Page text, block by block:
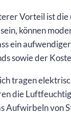
Vorteil ist
können
ein
sowie der
tragen
die
Aufwirbeln von